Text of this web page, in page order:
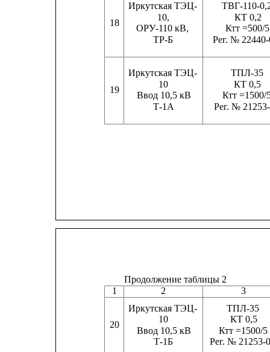
18
19
Иркутская ТЭЦ-
ТВГ-110-
10,                           КТ 0,2
ОРУ-110 кВ,
Ктт =500/5
ТР-Б
Рег. №
Иркутская ТЭЦ-
ТПЛ-35
10 КТ 0,5
Ввод 10,5 кВ
Ктт =1500/
Т-1А
Рег. №
20
1
Продолжение таблицы 2
2
3
Иркутская ТЭЦ-
ТПЛ-35
10
КТ 0,5
Ввод 10,5 кВ
Ктт =1500/5
Т-1Б
Рег. № 21253-